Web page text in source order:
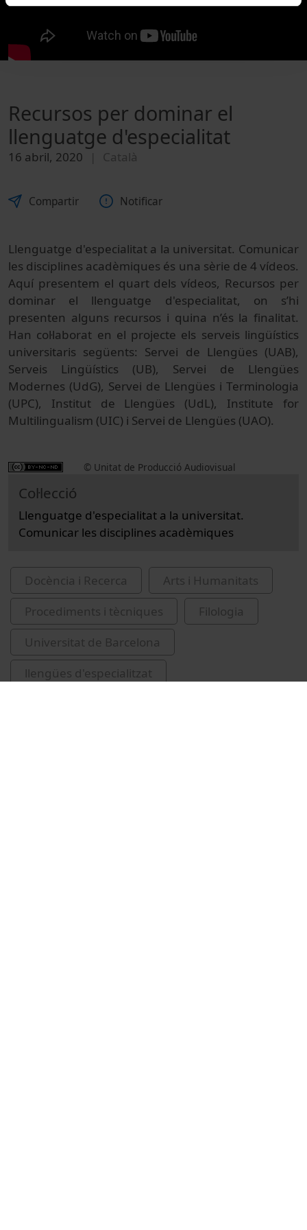
Recursos per dominar el
llenguatge d'especialitat
16 abril, 2020 Català
Compartir Notificar
Llenguatge d'especialitat a la universitat. Comunicar
les disciplines acadèmiques és una sèrie de 4 vídeos.
Aquí presentem el quart dels vídeos, Recursos per
dominar el llenguatge d'especialitat, on s’hi
presenten alguns recursos i quina n’és la finalitat.
Han col·laborat en el projecte els serveis lingüístics
universitaris següents: Servei de Llengües (UAB),
Serveis Lingüístics (UB), Servei de Llengües
Modernes (UdG), Servei de Llengües i Terminologia
(UPC), Institut de Llengües (UdL), Institute for
Multilingualism (UIC) i Servei de Llengües (UAO).
© Unitat de Producció Audiovisual
Col·lecció
Llenguatge d'especialitat a la universitat.
Comunicar les disciplines acadèmiques
Docència i Recerca
Arts i Humanitats
Procediments i tècniques
Filologia
Universitat de Barcelona
llengües d'especialitzat